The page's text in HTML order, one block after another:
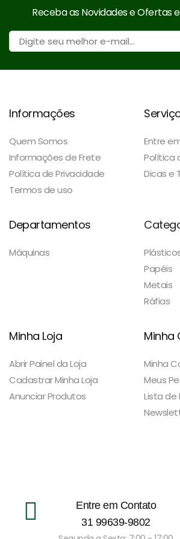
Receba as Novidades e Ofertas
Informações
Quem Somos
Informações de Frete
Política de Privacidade
Termos de uso
Entre
Política
Dicas e
Departamentos
Máquinas
Papéis
Metais
Ráfias
Minha Loja
Abrir Painel da Loja
Cadastrar Minha Loja
Anunciar Produtos
Minha
Minha
Meus
Lista de
Entre em Contato
31 99639-9802